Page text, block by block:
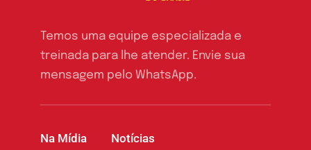
Temos uma equipe especializada e
treinada para lhe atender. Envie sua
mensagem pelo WhatsApp.
Na Mídia
Notícias